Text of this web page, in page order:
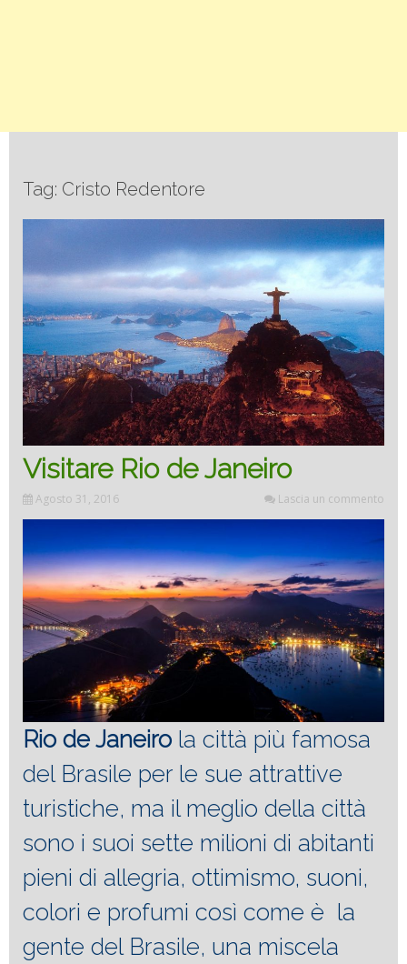
Tag: Cristo Redentore
Visitare Rio de Janeiro
Agosto 31, 2016 Lascia un commento
Rio de Janeiro la città più famosa
del Brasile per le sue attrattive
turistiche, ma il meglio della città
sono i suoi sette milioni di abitanti
pieni di allegria, ottimismo, suoni,
colori e profumi così come è la
gente del Brasile, una miscela